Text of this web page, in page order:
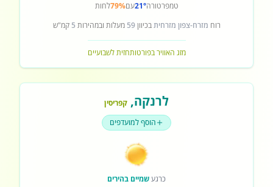
טמפרטורה21°עם79%לחות
רוח מזרח-צפון מזרחיתבכיוון59 מעלות ובמהירות 5 קמ"ש
מזג האוויר בפורטותחזית לשבועיים
לרנקה, קפריסין
הוסף למועדפים
כרגעשמיים בהירים